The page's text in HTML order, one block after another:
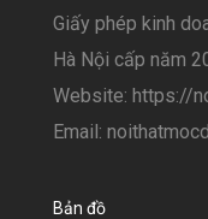
Giấy phép kinh
Hà Nội cấp năm
Website: https://
Email:
Bản đồ